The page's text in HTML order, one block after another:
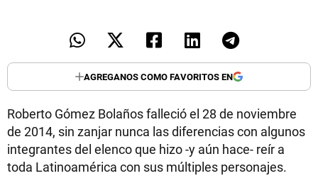
AGREGANOS COMO FAVORITOS EN
Roberto Gómez Bolaños falleció el 28 de noviembre
de 2014, sin zanjar nunca las diferencias con algunos
integrantes del elenco que hizo -y aún hace- reír a
toda Latinoamérica con sus múltiples personajes.
TECNOLOGÍA
RECETAS
PALABRAS
HORÓSCOPO